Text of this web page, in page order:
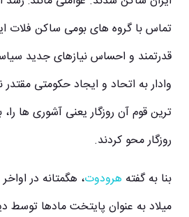
تماس با گروه‌ های بومی ساکن فلات
قدرتمند و احساس نیازهای جدید
وادار به اتحاد و ایجاد حکومتی
ترین قوم آن روزگار یعنی آشوری‌ ها
روزگار محو کردند.
‌بنا به گفته هرودوت، هگمتانه در
میلاد به عنوان پایتخت مادها توسط